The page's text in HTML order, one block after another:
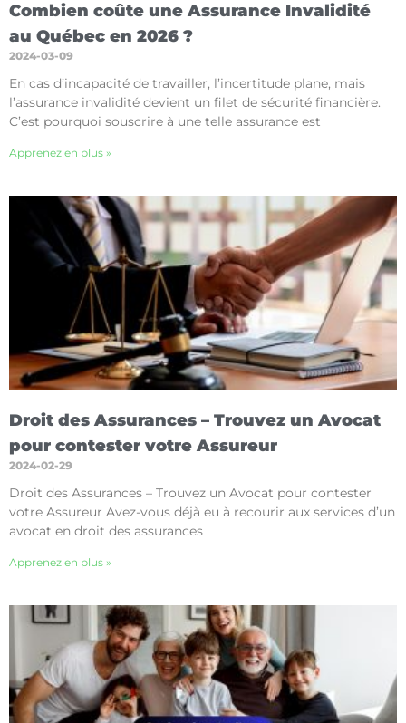
Combien coûte une Assurance Invalidité
au Québec en 2026 ?
2024-03-09
En cas d’incapacité de travailler, l’incertitude plane, mais
l’assurance invalidité devient un filet de sécurité financière.
C’est pourquoi souscrire à une telle assurance est
Apprenez en plus »
Droit des Assurances – Trouvez un Avocat
pour contester votre Assureur
2024-02-29
Droit des Assurances – Trouvez un Avocat pour contester
votre Assureur Avez-vous déjà eu à recourir aux services d’un
avocat en droit des assurances
Apprenez en plus »